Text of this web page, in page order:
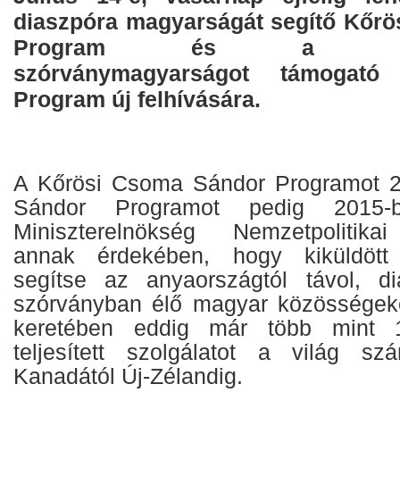
diaszpóra magyarságát segítő
Program és a
szórványmagyarságot
Program új felhívására.
A Kőrösi Csoma Sándor Programot
Sándor Programot pedig
Miniszterelnökség
annak érdekében, hogy kiküldött
segítse az anyaországtól távol,
szórványban élő magyar
keretében eddig már több mint
teljesített szolgálatot a világ
Kanadától Új-Zélandig.